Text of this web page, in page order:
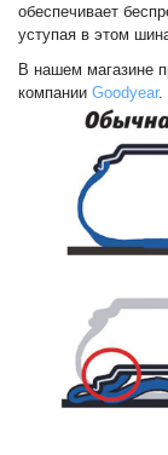
On-line
Шины и диски
Автохимия
Автоэлектроника
Спорт туризм
обеспечивает
уступая в этом
В нашем магазине
компании Goodyear.